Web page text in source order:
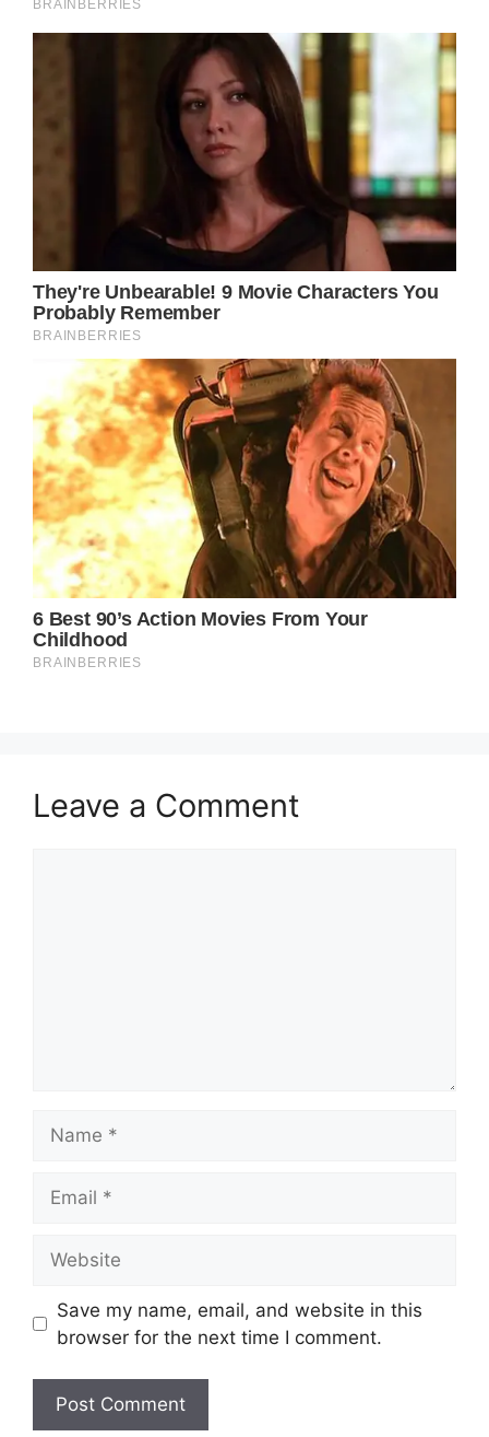
Leave a Comment
Save my name, email, and website in this
browser for the next time I comment.